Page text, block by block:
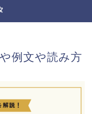
例文や読み方